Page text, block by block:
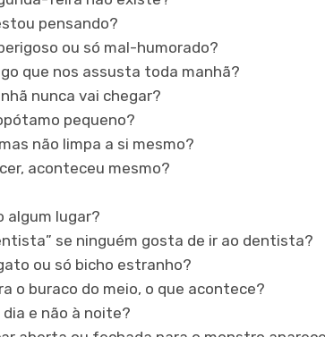
pensando?
ou só mal-humorado?
que nos assusta toda manhã?
nunca vai chegar?
pequeno?
não limpa a si mesmo?
aconteceu mesmo?
algum lugar?
se ninguém gosta de ir ao dentista?
ou só bicho estranho?
o buraco do meio, o que acontece?
e não à noite?